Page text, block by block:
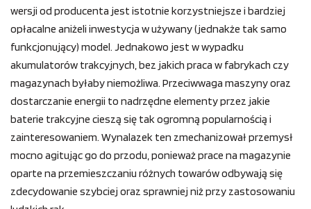
wersji od producenta jest istotnie korzystniejsze i bardziej
opłacalne aniżeli inwestycja w używany (jednakże tak samo
funkcjonujący) model. Jednakowo jest w wypadku
akumulatorów trakcyjnych, bez jakich praca w fabrykach czy
magazynach byłaby niemożliwa. Przeciwwaga maszyny oraz
dostarczanie energii to nadrzędne elementy przez jakie
baterie trakcyjne cieszą się tak ogromną popularnością i
zainteresowaniem. Wynalazek ten zmechanizował przemysł
mocno agitując go do przodu, ponieważ prace na magazynie
oparte na przemieszczaniu różnych towarów odbywają się
zdecydowanie szybciej oraz sprawniej niż przy zastosowaniu